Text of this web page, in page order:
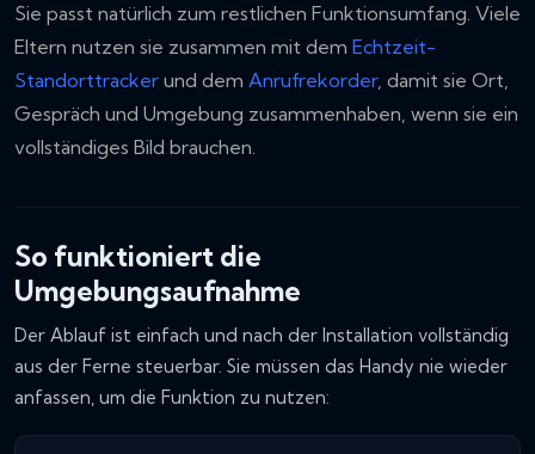
Sie passt natürlich zum restlichen Funktionsumfang. Viele
Eltern nutzen sie zusammen mit dem Echtzeit-
Standorttracker und dem Anrufrekorder, damit sie Ort,
Gespräch und Umgebung zusammenhaben, wenn sie ein
vollständiges Bild brauchen.
So funktioniert die
Umgebungsaufnahme
Der Ablauf ist einfach und nach der Installation vollständig
aus der Ferne steuerbar. Sie müssen das Handy nie wieder
anfassen, um die Funktion zu nutzen: